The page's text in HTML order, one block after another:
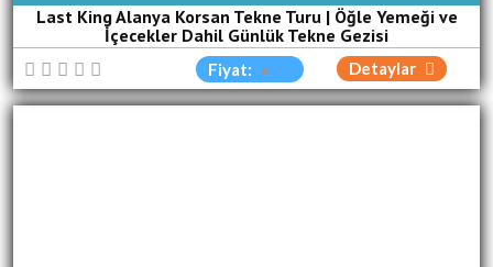
Last King Alanya Korsan Tekne Turu | Öğle Yemeği ve
İçecekler Dahil Günlük Tekne Gezisi
Fiyat: Detaylar